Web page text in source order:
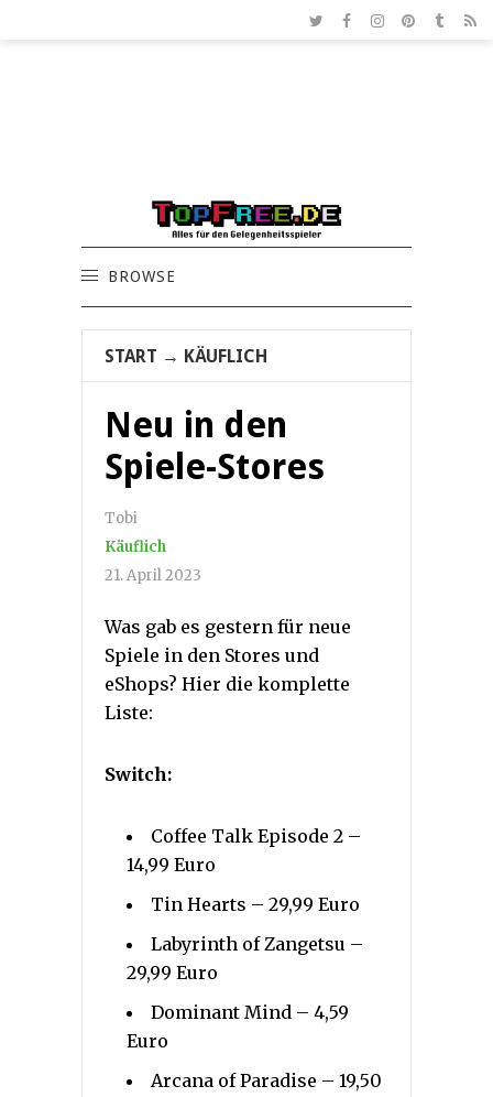
BROWSE
START → KÄUFLICH
Neu in den
Spiele-Stores
Tobi
Käuflich
21. April 2023
Was gab es gestern für neue
Spiele in den Stores und
eShops? Hier die komplette
Liste:
Switch:
Coffee Talk Episode 2 –
14,99 Euro
Tin Hearts – 29,99 Euro
Labyrinth of Zangetsu –
29,99 Euro
Dominant Mind – 4,59
Euro
Arcana of Paradise – 19,50